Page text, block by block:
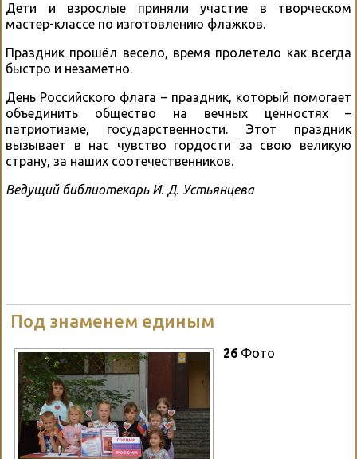
Дети и взрослые приняли участие в творческом
мастер-классе по изготовлению флажков.
Праздник прошёл весело, время пролетело как всегда
быстро и незаметно.
День Российского флага – праздник, который помогает
объединить общество на вечных ценностях –
патриотизме, государственности. Этот праздник
вызывает в нас чувство гордости за свою великую
страну, за наших соотечественников.
Ведущий библиотекарь И. Д. Устьянцева
Под знаменем единым
26 Фото